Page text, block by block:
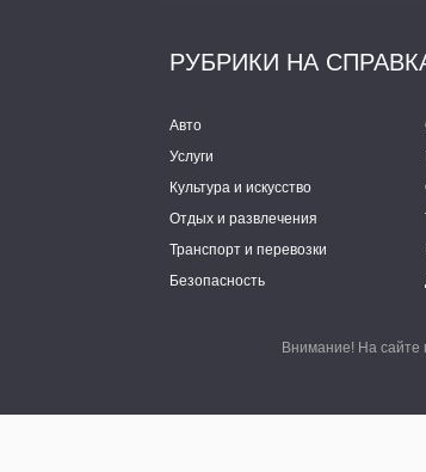
РУБРИКИ НА
Авто
Услуги
Культура и искусство
Отдых и развлечения
Транспорт и перевозки
Безопасность
Внимание! На сайте